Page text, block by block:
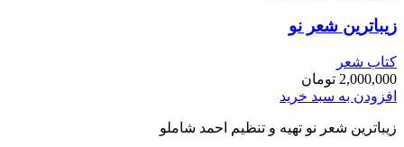
زیباترین شعر نو
کتاب شعر
2,000,000 تومان
افزودن به سبد خرید
زیباترین شعر نو تهیه و تنظیم احمد شاملو